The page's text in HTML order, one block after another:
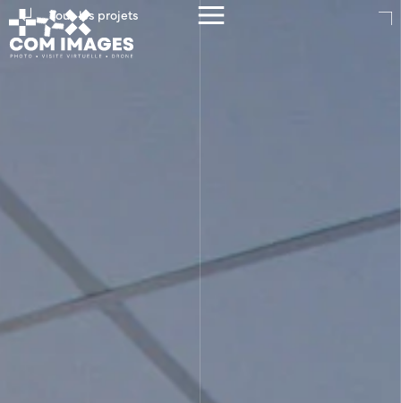
Tous les projets